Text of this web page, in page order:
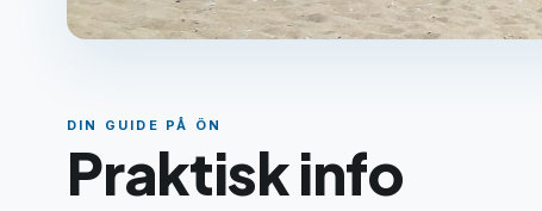
DIN GUIDE PÅ ÖN
Praktisk info